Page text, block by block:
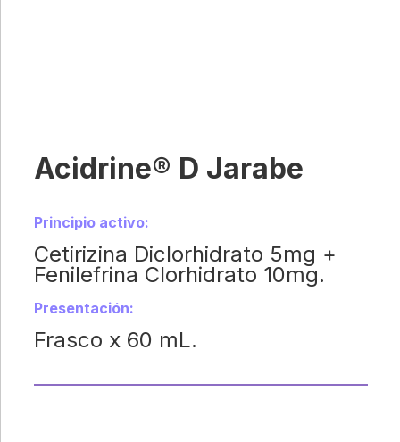
Acidrine® D Jarabe
Principio activo:
Cetirizina Diclorhidrato 5mg +
Fenilefrina Clorhidrato 10mg.
Presentación:
Frasco x 60 mL.